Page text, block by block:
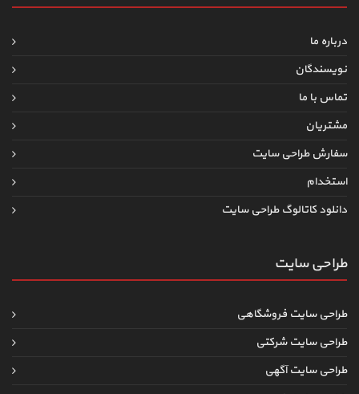
درباره ما
نویسندگان
تماس با ما
مشتریان
سفارش طراحی سایت
استخدام
دانلود کاتالوگ طراحی سایت
طراحی سایت
طراحی سایت فروشگاهی
طراحی سایت شرکتی
طراحی سایت آگهی